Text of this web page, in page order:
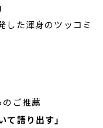
した渾身のツッコミ
のご推薦
て語り出す」